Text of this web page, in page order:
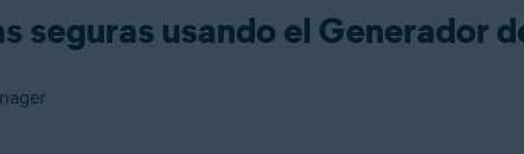
seguras usando el Generador